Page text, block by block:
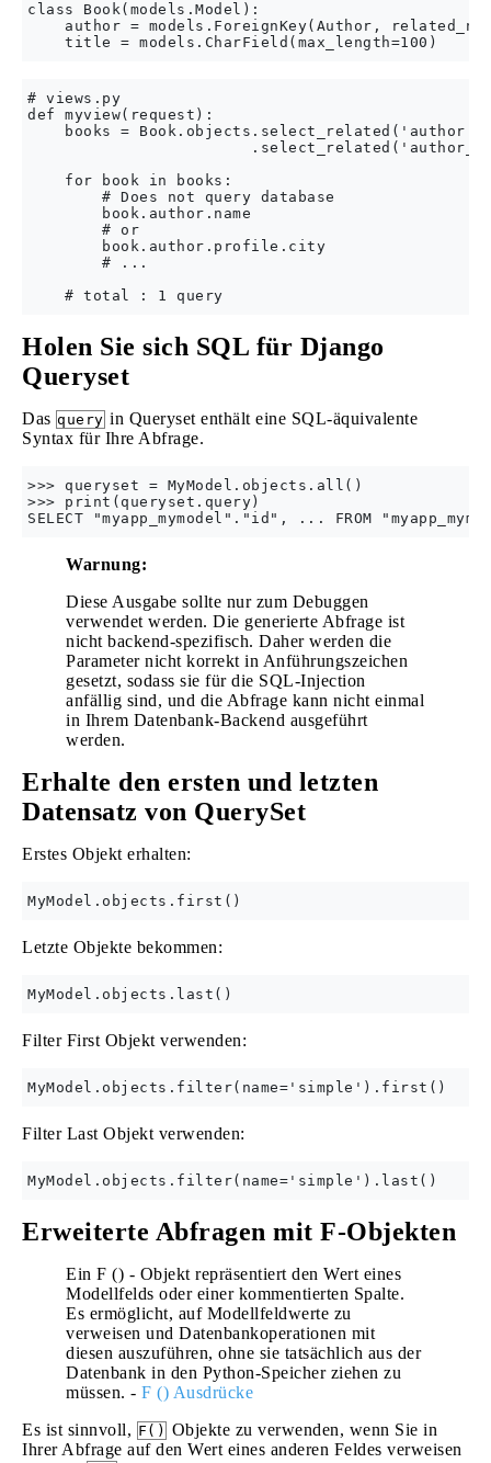
class Book(models.Model):
author = models.ForeignKey(Author,
# views.py
def myview(request):
books =
    for book in books:
        # Does not query database
        book.author.name
        # or
        book.author.profile.city
        # ...
Holen Sie sich SQL für Django
Queryset
Das query in Queryset enthält eine SQL-äquivalente
Syntax für Ihre Abfrage.
>>> queryset = MyModel.objects.all()
>>> print(queryset.query)
Warnung:
Diese Ausgabe sollte nur zum Debuggen
verwendet werden. Die generierte Abfrage ist
nicht backend-spezifisch. Daher werden die
Parameter nicht korrekt in Anführungszeichen
gesetzt, sodass sie für die SQL-Injection
anfällig sind, und die Abfrage kann nicht einmal
in Ihrem Datenbank-Backend ausgeführt
werden.
Erhalte den ersten und letzten
Datensatz von QuerySet
Erstes Objekt erhalten:
Letzte Objekte bekommen:
Filter First Objekt verwenden:
Filter Last Objekt verwenden:
Erweiterte Abfragen mit F-Objekten
Ein F () - Objekt repräsentiert den Wert eines
Modellfelds oder einer kommentierten Spalte.
Es ermöglicht, auf Modellfeldwerte zu
verweisen und Datenbankoperationen mit
diesen auszuführen, ohne sie tatsächlich aus der
Datenbank in den Python-Speicher ziehen zu
müssen. - F () Ausdrücke
Es ist sinnvoll, F() Objekte zu verwenden, wenn Sie in
Ihrer Abfrage auf den Wert eines anderen Feldes verweisen